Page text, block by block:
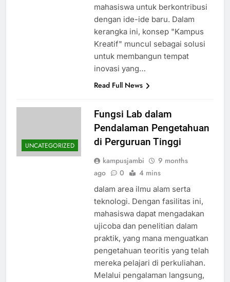
mahasiswa untuk berkontribusi
dengan ide-ide baru. Dalam
kerangka ini, konsep "Kampus
Kreatif" muncul sebagai solusi
untuk membangun tempat
inovasi yang…
Read Full News
UNCATEGORIZED
Fungsi Lab dalam
Pendalaman Pengetahuan
di Perguruan Tinggi
kampusjambi
9 months
ago
0 4 mins
dalam area ilmu alam serta
teknologi. Dengan fasilitas ini,
mahasiswa dapat mengadakan
ujicoba dan penelitian dalam
praktik, yang mana menguatkan
pengetahuan teoritis yang telah
mereka pelajari di perkuliahan.
Melalui pengalaman langsung,